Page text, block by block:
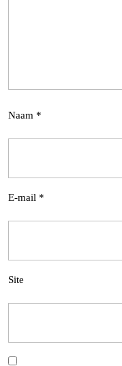
Naam *
E-mail *
Site